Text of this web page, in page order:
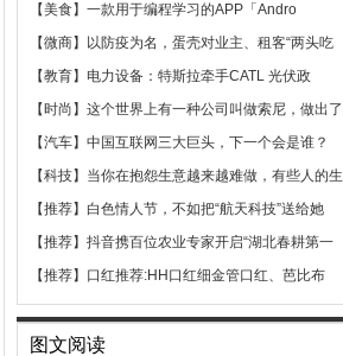
【美食】 一款用于编程学习的APP「Andro
【微商】
以防疫为名，蛋壳对业主、租客“两头吃
【教育】 电力设备：特斯拉牵手CATL 光伏政
【时尚】 这个世界上有一种公司叫做索尼，做出了
【汽车】 中国互联网三大巨头，下一个会是谁？
【科技】 当你在抱怨生意越来越难做，有些人的生
【推荐】 白色情人节，不如把“航天科技”送给她
【推荐】 抖音携百位农业专家开启“湖北春耕第一
【推荐】 口红推荐:HH口红细金管口红、芭比布
图文阅读